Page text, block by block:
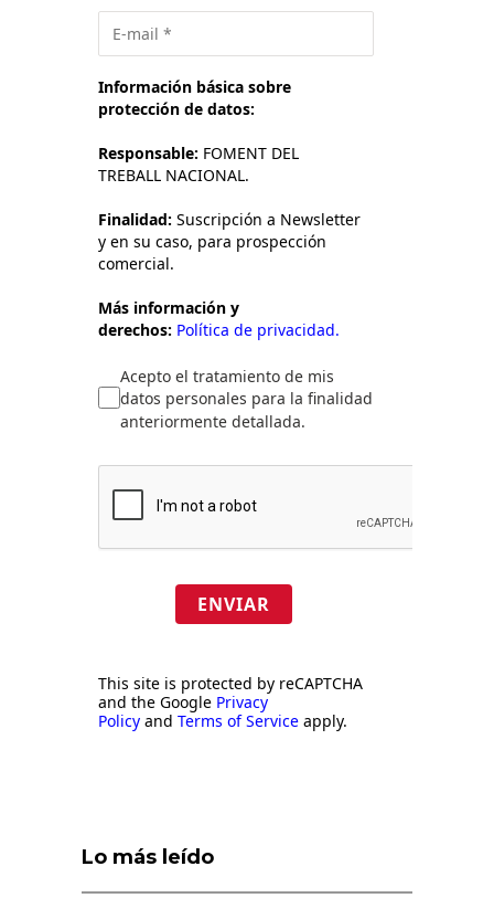
Información básica sobre
protección de datos:
Responsable: FOMENT DEL
TREBALL NACIONAL.
Finalidad: Suscripción a Newsletter
y en su caso, para prospección
comercial.
Más información y
derechos: Política de privacidad.
Acepto el tratamiento de mis
datos personales para la finalidad
anteriormente detallada.
ENVIAR
This site is protected by reCAPTCHA
and the Google Privacy
Policy and Terms of Service apply.
Lo más leído